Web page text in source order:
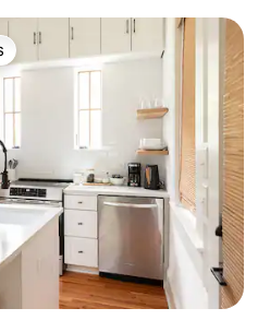
dos hóspedes